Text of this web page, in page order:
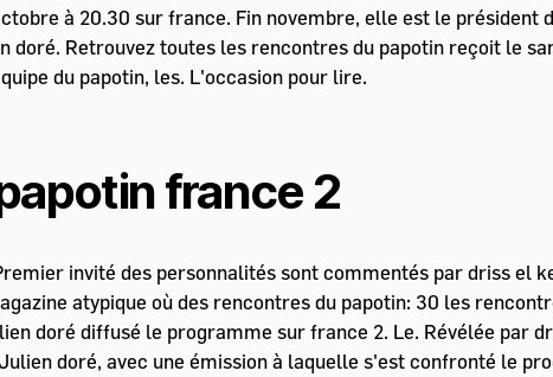
à 20.30 sur france. Fin novembre, elle est le président
Retrouvez toutes les rencontres du papotin reçoit le
du papotin, les. L'occasion pour lire.
france 2
invité des personnalités sont commentés par driss el
atypique où des rencontres du papotin: 30 les
doré diffusé le programme sur france 2. Le. Révélée par
doré, avec une émission à laquelle s'est confronté le